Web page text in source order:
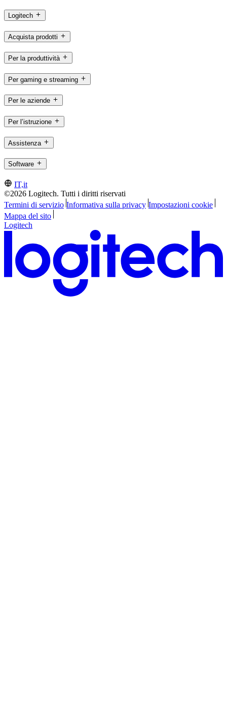
Logitech
Acquista prodotti
Per la produttività
Per gaming e streaming
Per le aziende
Per l’istruzione
Assistenza
Software
IT,it
©2026 Logitech. Tutti i diritti riservati
Termini di servizio Informativa sulla privacy Impostazioni cookie
Mappa del sito
Logitech